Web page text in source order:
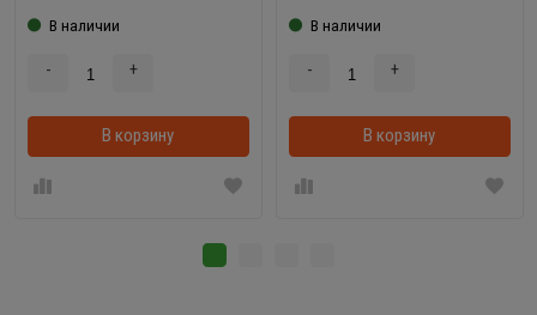
В наличии
- +
В корзину В корзинке
В наличии
- +
В корзину